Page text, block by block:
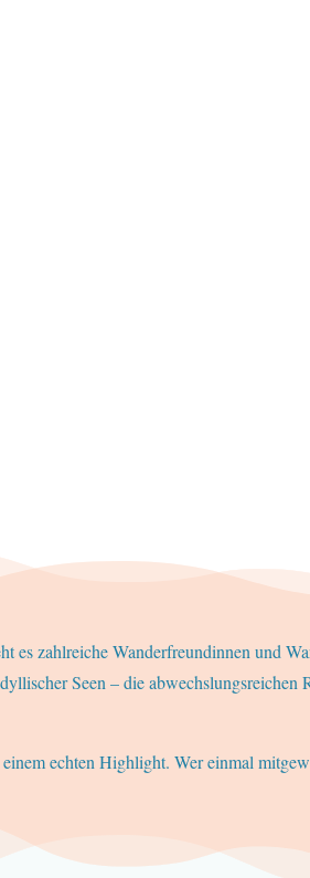
es zahlreiche Wanderfreundinnen und
Seen – die abwechslungsreichen
echten Highlight. Wer einmal